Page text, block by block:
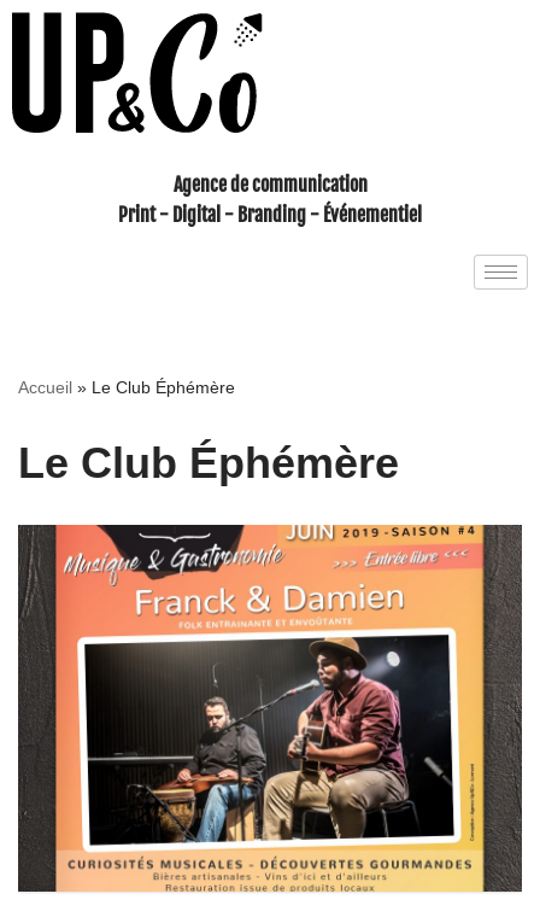
contenu
Agence de communication
Print - Digital - Branding - Événementiel
Accueil » Le Club Éphémère
Le Club Éphémère